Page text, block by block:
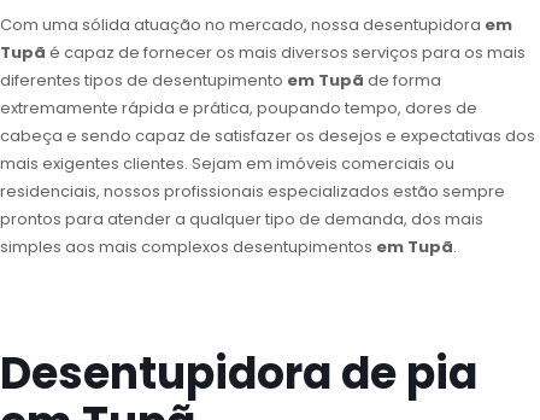
Com uma sólida atuação no mercado, nossa desentupidora em
Tupã é capaz de fornecer os mais diversos serviços para os mais
diferentes tipos de desentupimento em Tupã de forma
extremamente rápida e prática, poupando tempo, dores de
cabeça e sendo capaz de satisfazer os desejos e expectativas dos
mais exigentes clientes. Sejam em imóveis comerciais ou
residenciais, nossos profissionais especializados estão sempre
prontos para atender a qualquer tipo de demanda, dos mais
simples aos mais complexos desentupimentos em Tupã.
Desentupidora de pia